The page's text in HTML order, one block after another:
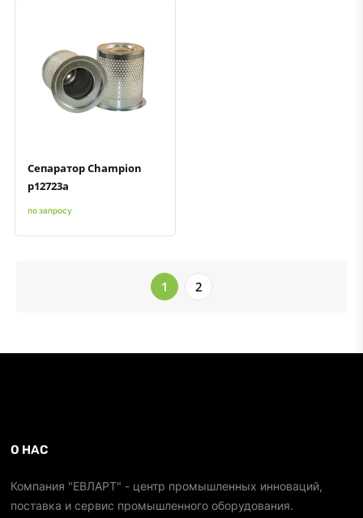
Быстрый просмотрДобавить к сравнению
Добавить в избранное
Сепаратор Champion
p12723a
по запросу
1 2
О НАС
Компания "ЕВЛАРТ" - центр промышленных инноваций,
поставка и сервис промышленного оборудования.